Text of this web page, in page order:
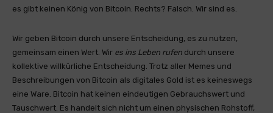
es gibt keinen König von Bitcoin. Rechts? Falsch. Wir sind es.
Wir geben Bitcoin durch unsere Entscheidung, es zu nutzen,
gemeinsam einen Wert. Wir es ins Leben rufen durch unsere
kollektive willkürliche Entscheidung. Trotz aller Memes und
Beschreibungen von Bitcoin als digitales Gold ist es keineswegs
eine Ware. Bitcoin hat keinen eindeutigen Gebrauchswert und
Tauschwert. Es handelt sich nicht um einen physischen Rohstoff,